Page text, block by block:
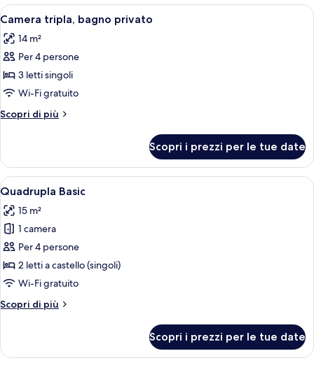
letti
bagno
condiviso
Apri
tutte
le
foto
per
Camera
tripla,
bagno
Camera d'albergo con tre letti,
4
Camera tripla, bagno privato
14 m²
Per 4 persone
3 letti singoli
Wi-Fi gratuito
Scopri di più
Altri
tripla,
bagno
privato
Scopri i prezzi per le tue date
Apri
tutte
le
foto
per
Quadrupla
Basic
Una stanza con letti a castello, una
1
Quadrupla Basic
15 m²
1 camera
Per 4 persone
2 letti a castello (singoli)
Wi-Fi gratuito
Scopri di più
Altri
Basic
Scopri i prezzi per le tue date